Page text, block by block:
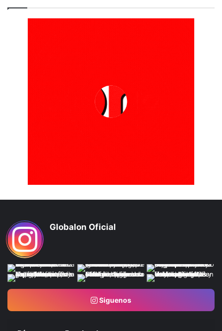
Globalon Oficial
Siguenos